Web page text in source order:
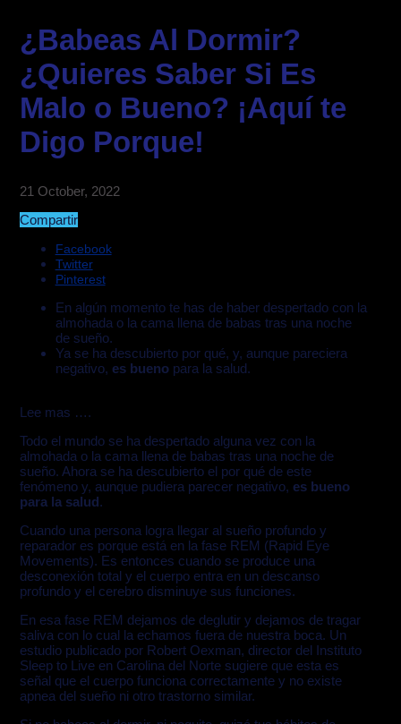
¿Babeas Al Dormir?
¿Quieres Saber Si Es
Malo o Bueno? ¡Aquí te
Digo Porque!
21 October, 2022
Compartir
Facebook
Twitter
Pinterest
En algún momento te has de haber despertado con la
almohada o la cama llena de babas tras una noche
de sueño.
Ya se ha descubierto por qué, y, aunque pareciera
negativo, es buenopara la salud.
Lee mas ….
Todo el mundo se ha despertado alguna vez con la
almohada o la cama llena de babas tras una noche de
sueño. Ahora se ha descubierto el por qué de este
fenómeno y, aunque pudiera parecer negativo, es bueno
para la salud.
Cuando una persona logra llegar al sueño profundo y
reparador es porque está en la fase REM (Rapid Eye
Movements). Es entonces cuando se produce una
desconexión total y el cuerpo entra en un descanso
profundo y el cerebro disminuye sus funciones.
En esa fase REM dejamos de deglutir y dejamos de tragar
saliva con lo cual la echamos fuera de nuestra boca. Un
estudio publicado por Robert Oexman, director del Instituto
Sleep to Live en Carolina del Norte sugiere que esta es
señal que el cuerpo funciona correctamente y no existe
apnea del sueño ni otro trastorno similar.